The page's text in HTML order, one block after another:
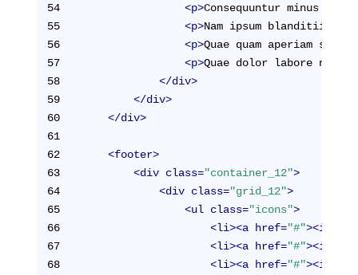
54
<p>Consequuntur minus
55
<p>Nam ipsum blanditiis
56
<p>Quae quam aperiam
57
<p>Quae dolor labore nam
58
</div>
59
</div>
60
</div>
61
62
<footer>
63
<div class="container_12">
64
<div class="grid_12">
65
<ul class="icons">
66
<li><a href="#"><i
67
<li><a href="#"><i
68
<li><a href="#"><i